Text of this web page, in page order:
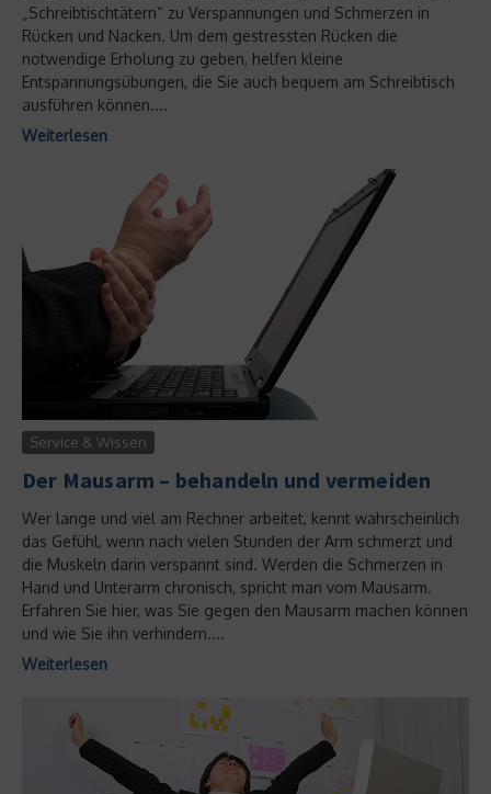
„Schreibtischtätern“ zu Verspannungen und Schmerzen in
Rücken und Nacken. Um dem gestressten Rücken die
notwendige Erholung zu geben, helfen kleine
Entspannungsübungen, die Sie auch bequem am Schreibtisch
ausführen können....
Weiterlesen
Service & Wissen
Der Mausarm – behandeln und vermeiden
Wer lange und viel am Rechner arbeitet, kennt wahrscheinlich
das Gefühl, wenn nach vielen Stunden der Arm schmerzt und
die Muskeln darin verspannt sind. Werden die Schmerzen in
Hand und Unterarm chronisch, spricht man vom Mausarm.
Erfahren Sie hier, was Sie gegen den Mausarm machen können
und wie Sie ihn verhindern....
Weiterlesen